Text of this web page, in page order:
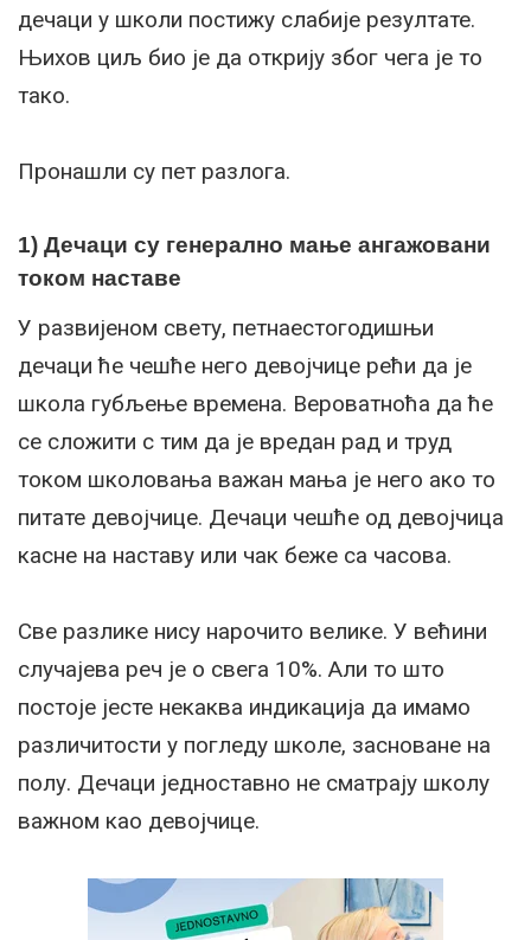
дечаци у школи постижу слабије резултате.
Њихов циљ био је да открију због чега је то
тако.
Пронашли су пет разлога.
1) Дечаци су генерално мање ангажовани
током наставе
У развијеном свету, петнаестогодишњи
дечаци ће чешће него девојчице рећи да је
школа губљење времена. Вероватноћа да ће
се сложити с тим да је вредан рад и труд
током школовања важан мања је него ако то
питате девојчице. Дечаци чешће од девојчица
касне на наставу или чак беже са часова.
Све разлике нису нарочито велике. У већини
случајева реч је о свега 10%. Али то што
постоје јесте некаква индикација да имамо
различитости у погледу школе, засноване на
полу. Дечаци једноставно не сматрају школу
важном као девојчице.